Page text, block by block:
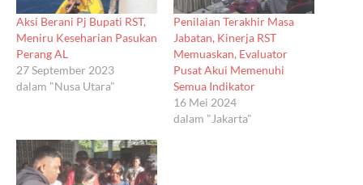
Aksi Berani Pj Bupati RST,
Meniru Keseharian Pasukan
Perang AL
27 September 2023
dalam "Nusa Utara"
Penilaian Terakhir Masa
Jabatan, Kinerja RST
Memuaskan, Evaluator
Pusat Akui Memenuhi
Semua Indikator
16 Mei 2024
dalam "Jakarta"